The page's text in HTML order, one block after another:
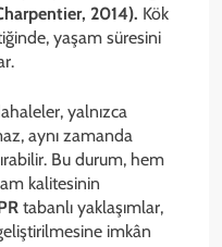
2014). Kök
yaşam süresini
yalnızca
aynı zamanda
Bu durum, hem
kalitesinin
tabanlı yaklaşımlar,
imkân